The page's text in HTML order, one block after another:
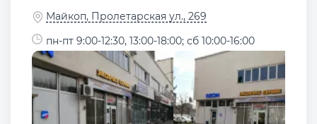
Майкоп, Пролетарская ул., 269
пн-пт 9:00-12:30, 13:00-18:00; сб 10:00-16:00